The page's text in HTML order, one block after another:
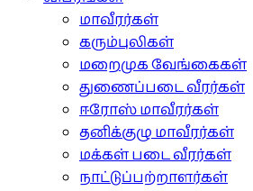
மாவீரர்கள்
கரும்புலிகள்
மறைமுக வேங்கைகள்
துணைப்படை வீரர்கள்
ஈரோஸ் மாவீரர்கள்
தனிக்குழு மாவீரர்கள்
மக்கள் படை வீரர்கள்
நாட்டுப்பற்றாளர்கள்